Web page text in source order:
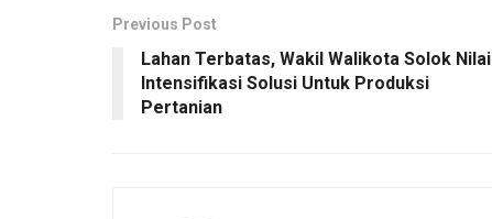
Previous Post
Lahan Terbatas, Wakil Walikota Solok Nilai
Intensifikasi Solusi Untuk Produksi
Pertanian